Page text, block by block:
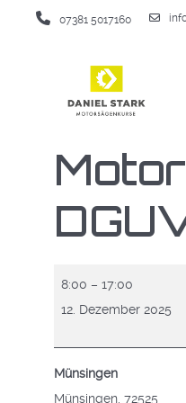
07381 5017160
Motorsägen-
Grundlehrgang
A
DGUV-
8:00 – 17:00
12. Dezember 2025
Münsingen
Münsingen 72525